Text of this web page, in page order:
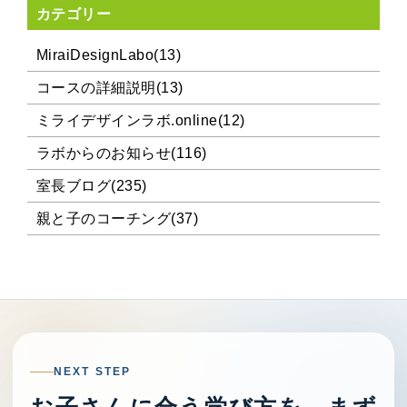
カテゴリー
MiraiDesignLabo(13)
コースの詳細説明(13)
ミライデザインラボ.online(12)
ラボからのお知らせ(116)
室長ブログ(235)
親と子のコーチング(37)
NEXT STEP